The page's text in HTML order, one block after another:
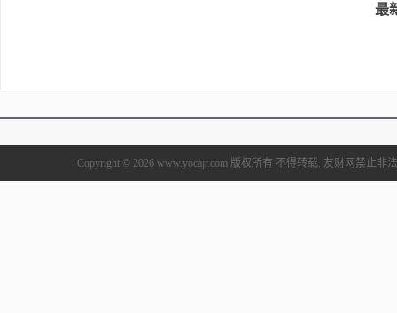
最
Copyright © 2026 www.yocajr.com 版权所有 不得转载. 友财网禁止非